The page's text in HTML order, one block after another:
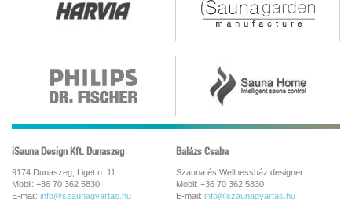
iSauna Design Kft. Dunaszeg
9174 Dunaszeg, Liget u. 11.
Mobil: +36 70 362 5830
E-mail: info@szaunagyartas.hu
Balázs Csaba
Szauna és Wellnessház designer
Mobil: +36 70 362 5830
E-mail: info@szaunagyartas.hu